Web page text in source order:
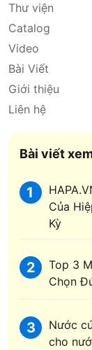
Thư viện
Catalog
Video
Bài Viết
Giới thiệu
Liên hệ
Bài viết
1
Của
Kỳ
2
Top 3
Chọn
3
Nước
cho